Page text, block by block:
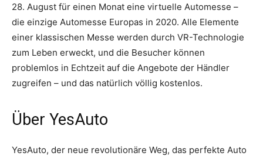
28. August für einen Monat eine virtuelle Automesse –
die einzige Automesse Europas in 2020. Alle Elemente
einer klassischen Messe werden durch VR-Technologie
zum Leben erweckt, und die Besucher können
problemlos in Echtzeit auf die Angebote der Händler
zugreifen – und das natürlich völlig kostenlos.
Über YesAuto
YesAuto, der neue revolutionäre Weg, das perfekte Auto